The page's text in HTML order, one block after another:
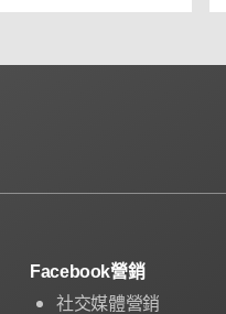
Facebook營銷
社交媒體營銷